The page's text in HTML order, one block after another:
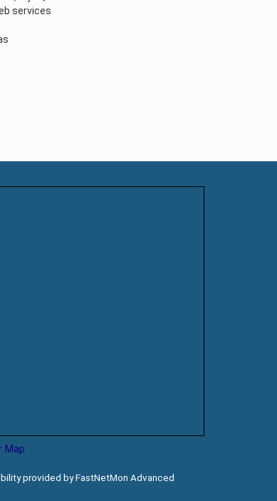
services
Map
provided by FastNetMon Advanced